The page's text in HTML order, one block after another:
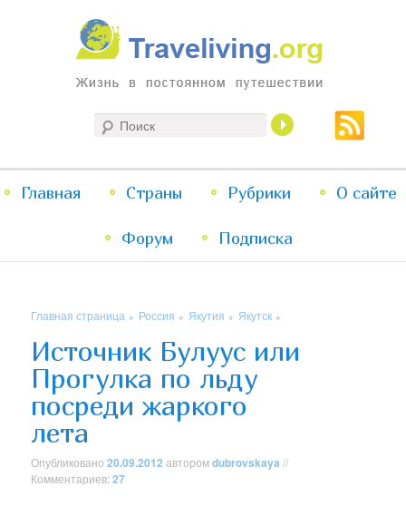
Traveliving
Жизнь в постоянном путешествии
меню
Перейти
к
Перейти
к
Главная Страны Рубрики О сайте
Форум Подписка
Главная страница » Россия » Якутия » Якутск »
Источник Булуус или
Прогулка по льду
посреди жаркого
лета
Опубликовано20.09.2012 авторомdubrovskaya //
Комментариев:27